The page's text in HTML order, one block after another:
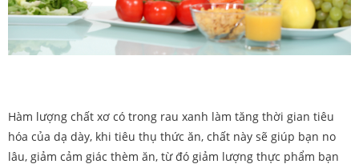
Hàm lượng chất xơ có trong rau xanh làm tăng thời gian tiêu
hóa của dạ dày, khi tiêu thụ thức ăn, chất này sẽ giúp bạn no
lâu, giảm cảm giác thèm ăn, từ đó giảm lượng thực phẩm bạn